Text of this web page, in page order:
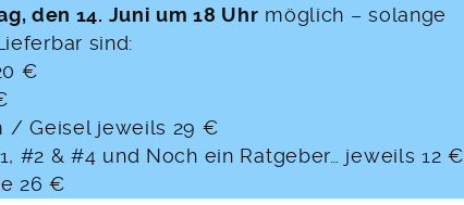
den 14. Juni um 18 Uhr möglich – solange
sind:
€
/ Geisel jeweils 29 €
#2 & #4 und Noch ein Ratgeber… jeweils 12 €
26 €